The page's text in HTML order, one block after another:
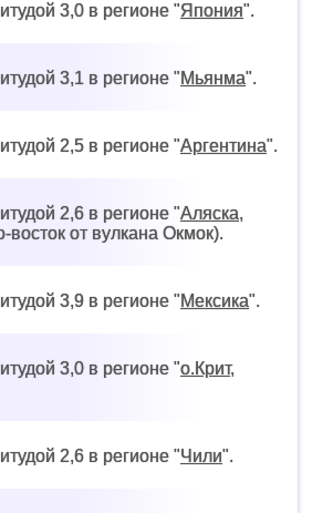
3,0 в регионе "Япония".
3,1 в регионе "Мьянма".
2,5 в регионе "Аргентина".
2,6 в регионе "Аляска,
восток от вyлкана Окмок).
3,9 в регионе "Мексика".
3,0 в регионе "о.Крит,
2,6 в регионе "Чили".